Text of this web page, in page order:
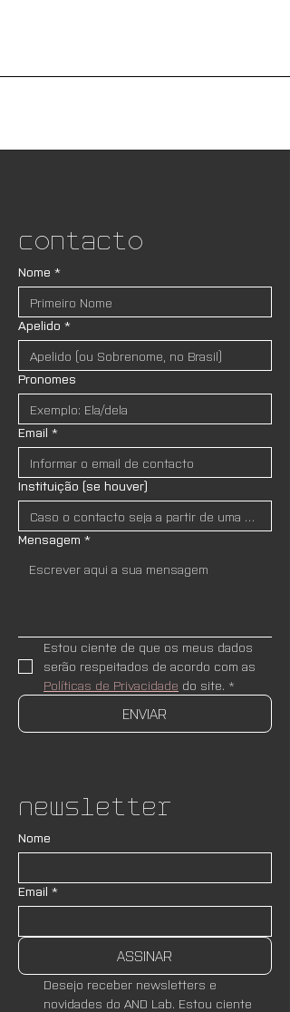
Contacto
Nome *
Apelido *
Pronomes
Email *
Instituição (se houver)
Mensagem *
Estou ciente de que os meus dados
Políticas de Privacidade do site. *
ENVIAR
Newsletter
Nome
Email *
ASSINAR
Desejo receber newsletters e
novidades do AND Lab. Estou ciente